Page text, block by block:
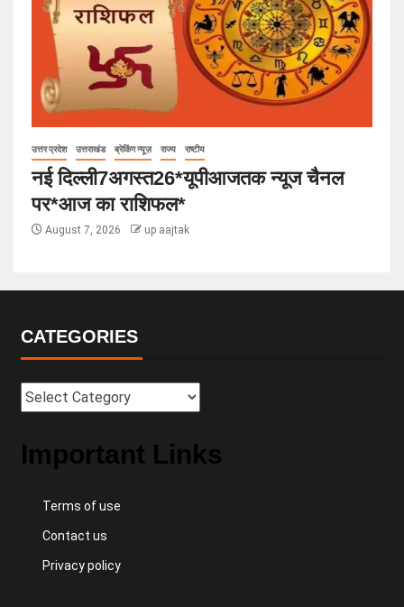
उत्तर प्रदेश उत्तराखंड ब्रेकिंग न्यूज़ राज्य राष्टीय
नई दिल्ली7अगस्त26*यूपीआजतक न्यूज चैनल
पर*आज का राशिफल*
August 7, 2026 up aajtak
CATEGORIES
Important Links
Terms of use
Contact us
Privacy policy